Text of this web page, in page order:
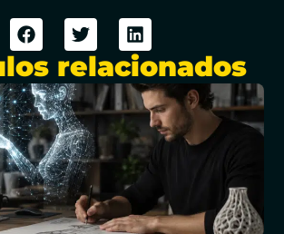
relacionados